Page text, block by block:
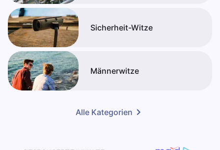
Sicherheit-Witze
Männerwitze
Alle Kategorien